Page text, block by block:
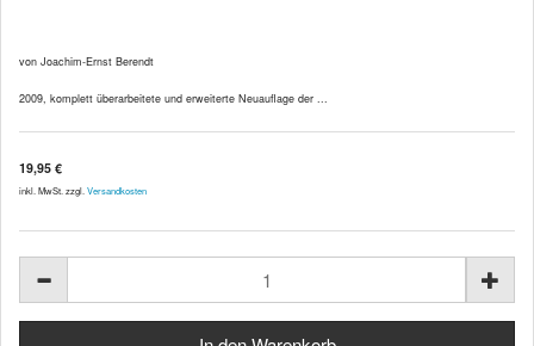
von Joachim-Ernst Berendt
2009, komplett überarbeitete und erweiterte Neuauflage der ...
19,95 €
inkl. MwSt. zzgl. Versandkosten